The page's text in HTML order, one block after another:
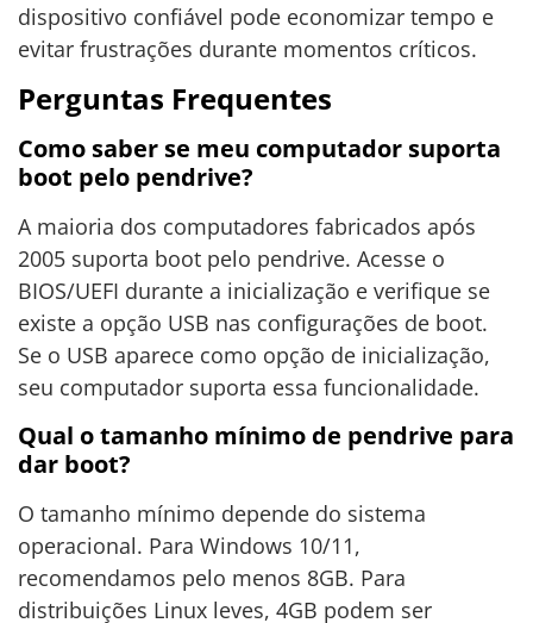
dispositivo confiável pode economizar tempo e
evitar frustrações durante momentos críticos.
Perguntas Frequentes
Como saber se meu computador suporta
boot pelo pendrive?
A maioria dos computadores fabricados após
2005 suporta boot pelo pendrive. Acesse o
BIOS/UEFI durante a inicialização e verifique se
existe a opção USB nas configurações de boot.
Se o USB aparece como opção de inicialização,
seu computador suporta essa funcionalidade.
Qual o tamanho mínimo de pendrive para
dar boot?
O tamanho mínimo depende do sistema
operacional. Para Windows 10/11,
recomendamos pelo menos 8GB. Para
distribuições Linux leves, 4GB podem ser